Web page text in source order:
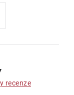
recenze